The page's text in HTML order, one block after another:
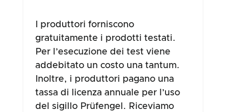
I produttori forniscono
gratuitamente i prodotti testati.
Per l’esecuzione dei test viene
addebitato un costo una tantum.
Inoltre, i produttori pagano una
tassa di licenza annuale per l’uso
del sigillo Prüfengel. Riceviamo